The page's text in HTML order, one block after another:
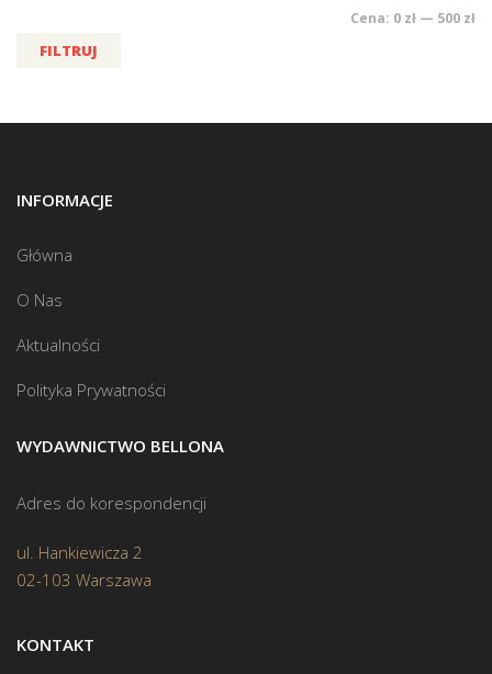
FILTRUJ
Cena: 0 zł — 500 zł
INFORMACJE
Główna
O Nas
Aktualności
Polityka Prywatności
WYDAWNICTWO BELLONA
Adres do korespondencji
ul. Hankiewicza 2
02-103 Warszawa
KONTAKT